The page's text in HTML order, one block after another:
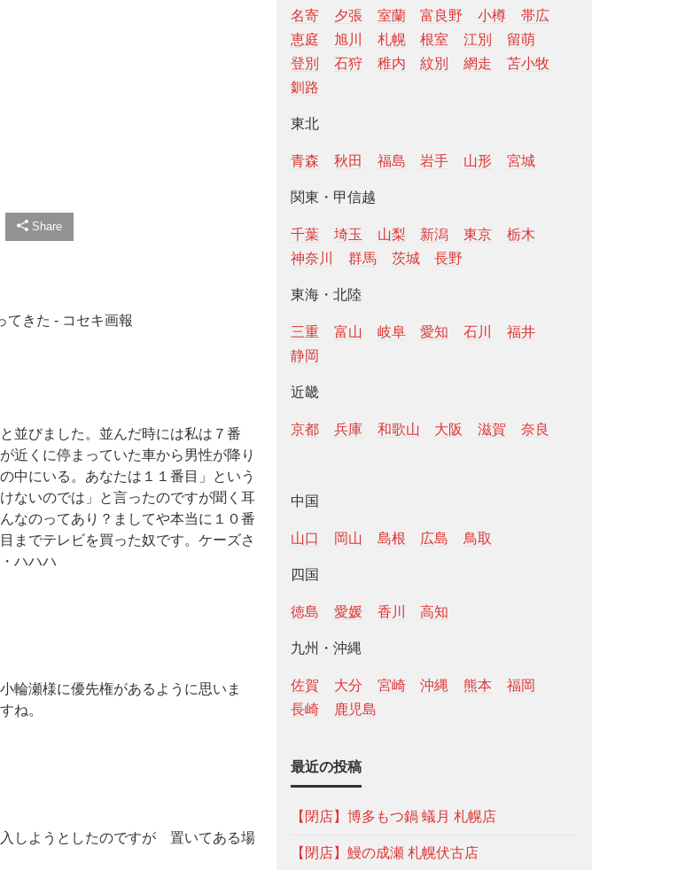
Share
てきた - コセキ画報
並びました。並んだ時には私は７番
近くに停まっていた車から男性が降り
中にいる。あなたは１１番目」という
ないのでは」と言ったのですが聞く耳
なのってあり？ましてや本当に１０番
までテレビを買った奴です。ケーズさ
ハハハ
輪瀬様に優先権があるように思いま
ね。
しようとしたのですが 置いてある場
名寄
夕張 室蘭 富良野 小樽
帯広
恵庭
旭川 札幌 根室 江別
留萌
登別
石狩 稚内 紋別 網走
苫小牧
釧路
東北
青森 秋田 福島 岩手 山形 宮城
関東・甲信越
千葉 埼玉 山梨 新潟 東京
栃木
神奈川
群馬 茨城 長野
東海・北陸
三重 富山 岐阜 愛知 石川
福井
静岡
近畿
京都 兵庫 和歌山 大阪 滋賀 奈良
中国
山口 岡山 島根 広島 鳥取
四国
徳島 愛媛 香川 高知
九州・沖縄
佐賀 大分 宮崎 沖縄 熊本
福岡
長崎
鹿児島
最近の投稿
【閉店】博多もつ鍋 蟻月 札幌店
【閉店】鰻の成瀬 札幌伏古店